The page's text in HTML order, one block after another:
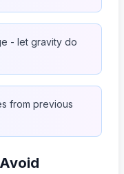
- let gravity do
from previous